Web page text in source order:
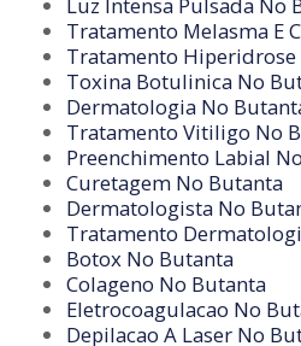
Tratamento Melasma E
Tratamento
Toxina Botulinica No
Dermatologia No
Tratamento Vitiligo No
Preenchimento Labial
Curetagem No Butanta
Dermatologista No
Tratamento
Botox No Butanta
Colageno No Butanta
Eletrocoagulacao No
Depilacao A Laser No